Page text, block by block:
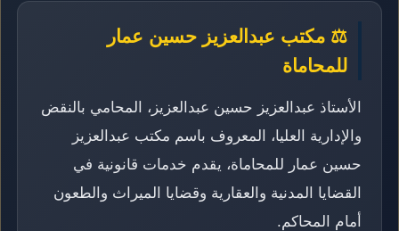
⚖️ مكتب عبدالعزيز حسين عمار
للمحاماة
الأستاذ عبدالعزيز حسين عبدالعزيز، المحامي بالنقض
والإدارية العليا، المعروف باسم مكتب عبدالعزيز
حسين عمار للمحاماة، يقدم خدمات قانونية في
القضايا المدنية والعقارية وقضايا الميراث والطعون
أمام المحاكم.